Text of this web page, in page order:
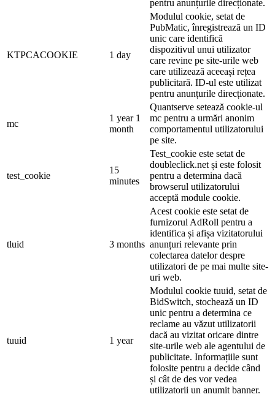
pentru anunțurile direcționate.
KTPCACOOKIE 1 day
Modulul cookie, setat de
PubMatic, înregistrează un ID
unic care identifică
dispozitivul unui utilizator
care revine pe site-urile web
care utilizează aceeași rețea
publicitară. ID-ul este utilizat
pentru anunțurile direcționate.
mc
1 year 1
month
Quantserve setează cookie-ul
mc pentru a urmări anonim
comportamentul utilizatorului
pe site.
test_cookie
15
minutes
Test_cookie este setat de
doubleclick.net și este folosit
pentru a determina dacă
browserul utilizatorului
acceptă module cookie.
tluid 3 months
Acest cookie este setat de
furnizorul AdRoll pentru a
identifica și afișa vizitatorului
anunțuri relevante prin
colectarea datelor despre
utilizatori de pe mai multe site-
uri web.
tuuid 1 year
Modulul cookie tuuid, setat de
BidSwitch, stochează un ID
unic pentru a determina ce
reclame au văzut utilizatorii
dacă au vizitat oricare dintre
site-urile web ale agentului de
publicitate. Informațiile sunt
folosite pentru a decide când
și cât de des vor vedea
utilizatorii un anumit banner.